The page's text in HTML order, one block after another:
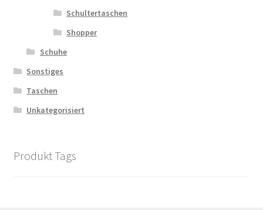
Schultertaschen
Shopper
Schuhe
Sonstiges
Taschen
Unkategorisiert
Produkt Tags